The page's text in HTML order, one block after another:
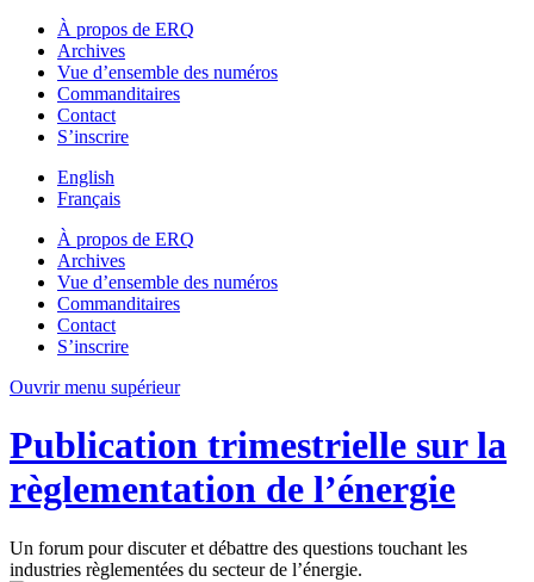
À propos de ERQ
Archives
Vue d’ensemble des numéros
Commanditaires
Contact
S’inscrire
English
Français
À propos de ERQ
Archives
Vue d’ensemble des numéros
Commanditaires
Contact
S’inscrire
Ouvrir menu supérieur
Publication trimestrielle sur la
règlementation de l’énergie
Un forum pour discuter et débattre des questions touchant les
industries règlementées du secteur de l’énergie.